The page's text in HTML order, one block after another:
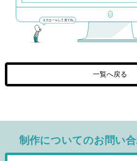
一覧へ戻る
制作についてのお問い